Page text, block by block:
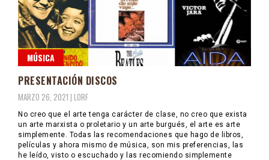
MÚSICA
PRESENTACIÓN DISCOS
MARZO 26, 2021 | LORF
No creo que el arte tenga carácter de clase, no creo que exista
un arte marxista o proletario y un arte burgués, el arte es arte
simplemente. Todas las recomendaciones que hago de libros,
películas y ahora mismo de música, son mis preferencias, las
he leído, visto o escuchado y las recomiendo simplemente